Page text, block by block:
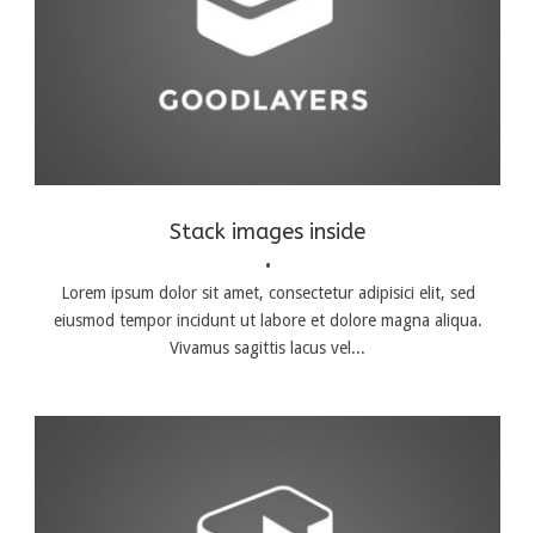
Branding, Identity
Stack images inside
•
Lorem ipsum dolor sit amet, consectetur adipisici elit, sed
eiusmod tempor incidunt ut labore et dolore magna aliqua.
Vivamus sagittis lacus vel...